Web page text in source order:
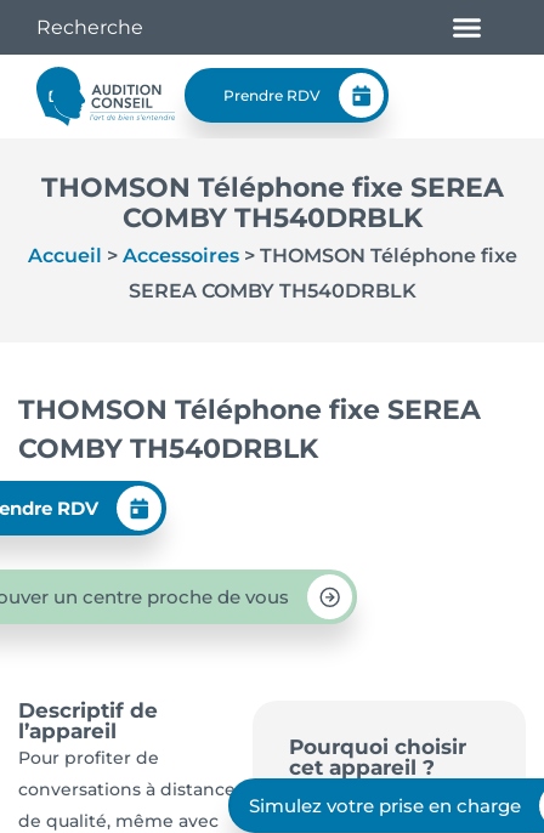
Prendre RDV
THOMSON Téléphone fixe SEREA
COMBY TH540DRBLK
Accueil > Accessoires> THOMSON Téléphone fixe
SEREA COMBY TH540DRBLK
THOMSON Téléphone fixe SEREA
COMBY TH540DRBLK
RDV
un centre proche de vous
Descriptif de
l’appareil
Pour profiter de
conversations à distance
de qualité, même avec
Pourquoi choisir
cet appareil ?
Simulez votre prise en charge